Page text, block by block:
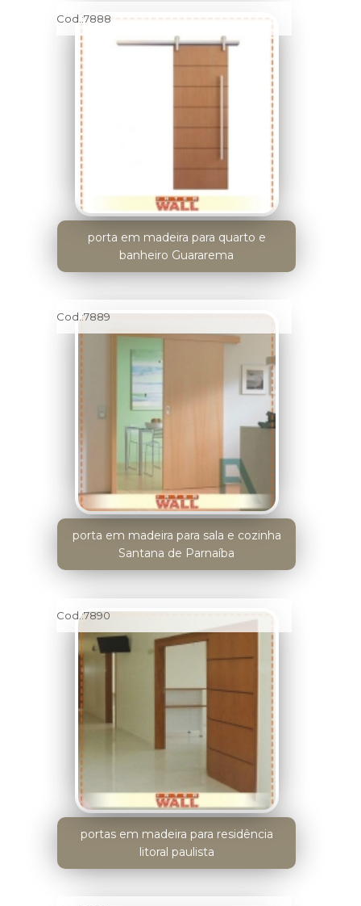
Cod.:7888
porta em madeira para quarto e
banheiro Guararema
Cod.:7889
porta em madeira para sala e cozinha
Santana de Parnaíba
Cod.:7890
portas em madeira para residência
litoral paulista